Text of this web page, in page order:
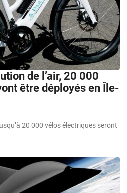
de l’air, 20 000
être déployés en Île-
20 000 vélos électriques seront